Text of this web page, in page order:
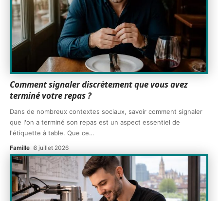
Comment signaler discrètement que vous avez
terminé votre repas ?
Dans de nombreux contextes sociaux, savoir comment signaler
que l'on a terminé son repas est un aspect essentiel de
l'étiquette à table. Que ce…
Famille 8 juillet 2026